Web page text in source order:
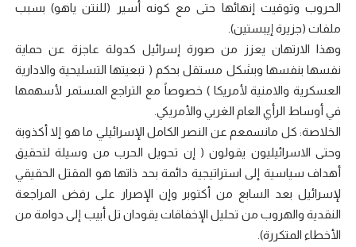
الحروب وتوقيت إنهائها حتى مع كونه أسير (للنتن ياهو) بسبب
ملفات (جزيرة إيبستين).
وهذا الارتهان يعزز من صورة إسرائيل كدولة عاجزة عن حماية
نفسها بنفسها وبشكل مستقل بحكم ( تبعيتها التسليحية والادارية
العسكرية والامنية لأمريكا ) خصوصاً مع التراجع المستمر لأسهمها
في أوساط الرأي العام الغربي والأمريكي.
الخلاصة: كل مانسمعم عن النصر الكامل الإسرائيلي ما هو إلا أكذوبة
وحتى الاسرائيليون يقولون ( إن تحويل الحرب من وسيلة لتحقيق
أهداف سياسية إلى استراتيجية دائمة بحد ذاتها هو المقتل الحقيقي
لإسرائيل بعد السابع من أكتوبر وإن الإصرار على رفض المراجعة
النقدية والهروب من تحليل الإخفاقات يقودان تل أبيب إلى دوامة من
الأخطاء المتكررة).